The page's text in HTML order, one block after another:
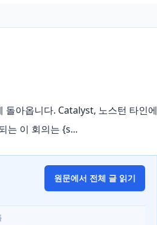
아옵니다. Catalyst, 노스턴 타인에
는 이 회의는 {s...
원문에서 전체 글 읽기